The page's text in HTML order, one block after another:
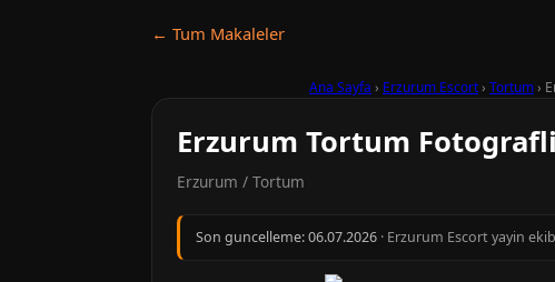
← Tum Makaleler
Ana Sayfa › Erzurum Escort› Tortum›
Erzurum Tortum
Erzurum / Tortum
Son guncelleme:06.07.2026 · Erzurum Escort yayin